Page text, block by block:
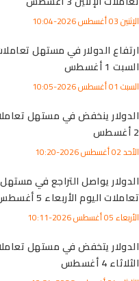
الإثنين 03 أغسطس 2026-10:04
ارتفاع الدولار في مستهل
السبت 1 أغسطس
السبت 01 أغسطس 2026-10:05
الدولار ينخفض في مستهل
2 أغسطس
الأحد 02 أغسطس 2026-10:20
الدولار يواصل التراجع في مستهل
تعاملات اليوم الأربعاء 5 أغسطس
الأربعاء 05 أغسطس 2026-10:11
الدولار يتخفض في مستهل
الثلاثاء 4 أغسطس